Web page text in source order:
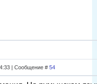
| Сообщение # 54